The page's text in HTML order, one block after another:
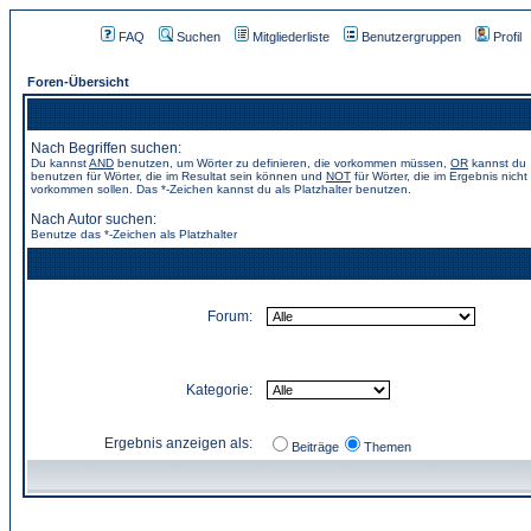
FAQ Suchen Mitgliederliste Benutzergruppen Profil
Foren-Übersicht
Nach Begriffen suchen:
Du kannstAND benutzen, um Wörter zu definieren, die vorkommen müssen, OR kannst du
benutzen für Wörter, die im Resultat sein können und NOT für Wörter, die im Ergebnis nicht
vorkommen sollen. Das *-Zeichen kannst du als Platzhalter benutzen.
Nach Autor suchen:
Benutze das *-Zeichen als Platzhalter
Forum:
Kategorie:
Ergebnis anzeigen als: Beiträge Themen